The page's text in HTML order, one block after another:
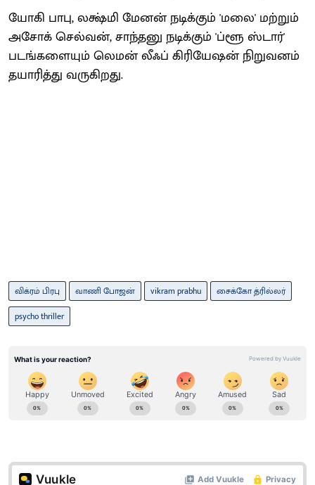
யோகி பாபு, லக்ஷ்மி மேனன் நடிக்கும் 'மலை' மற்றும்
அசோக் செல்வன், சாந்தனு நடிக்கும் 'ப்ளூ ஸ்டார்'
படங்களையும் லெமன் லீஃப் கிரியேஷன் நிறுவனம்
தயாரித்து வருகிறது.
விக்ரம் பிரபு வாணி போஜன் vikram prabhu
சைக்கோ த்ரில்லர்
psycho thriller